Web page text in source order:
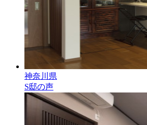
神奈川県
S邸の声